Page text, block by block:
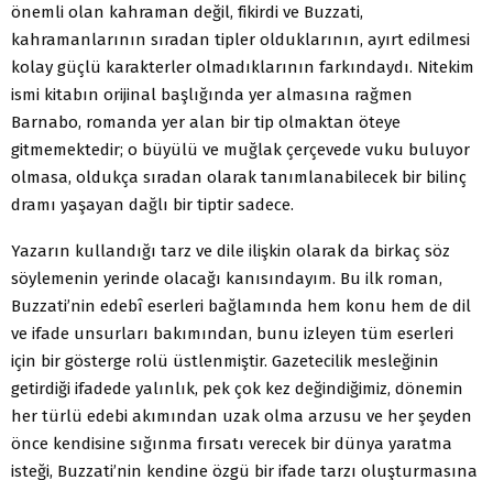
önemli olan kahraman değil, fikirdi ve Buzzati,
kahramanlarının sıradan tipler olduklarının, ayırt edilmesi
kolay güçlü karakterler olmadıklarının farkındaydı. Nitekim
ismi kitabın orijinal başlığında yer almasına rağmen
Barnabo, romanda yer alan bir tip olmaktan öteye
gitmemektedir; o büyülü ve muğlak çerçevede vuku buluyor
olmasa, oldukça sıradan olarak tanımlanabilecek bir bilinç
dramı yaşayan dağlı bir tiptir sadece.
Yazarın kullandığı tarz ve dile ilişkin olarak da birkaç söz
söylemenin yerinde olacağı kanısındayım. Bu ilk roman,
Buzzati’nin edebî eserleri bağlamında hem konu hem de dil
ve ifade unsurları bakımından, bunu izleyen tüm eserleri
için bir gösterge rolü üstlenmiştir. Gazetecilik mesleğinin
getirdiği ifadede yalınlık, pek çok kez değindiğimiz, dönemin
her türlü edebi akımından uzak olma arzusu ve her şeyden
önce kendisine sığınma fırsatı verecek bir dünya yaratma
isteği, Buzzati’nin kendine özgü bir ifade tarzı oluşturmasına